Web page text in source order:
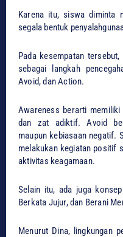
Karena itu, siswa diminta
segala bentuk
Pada kesempatan
sebagai langkah
Avoid, dan Action.
Awareness berarti
dan zat adiktif. Avoid
maupun kebiasaan negatif.
melakukan kegiatan positif
aktivitas keagamaan.
Selain itu, ada juga
Berkata Jujur, dan Berani
Menurut Dina, lingkungan